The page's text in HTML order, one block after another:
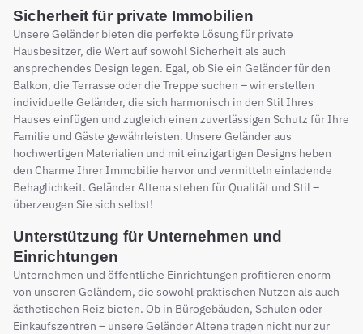
Sicherheit für private Immobilien
Unsere Geländer bieten die perfekte Lösung für private
Hausbesitzer, die Wert auf sowohl Sicherheit als auch
ansprechendes Design legen. Egal, ob Sie ein Geländer für den
Balkon, die Terrasse oder die Treppe suchen – wir erstellen
individuelle Geländer, die sich harmonisch in den Stil Ihres
Hauses einfügen und zugleich einen zuverlässigen Schutz für Ihre
Familie und Gäste gewährleisten. Unsere Geländer aus
hochwertigen Materialien und mit einzigartigen Designs heben
den Charme Ihrer Immobilie hervor und vermitteln einladende
Behaglichkeit. Geländer Altena stehen für Qualität und Stil –
überzeugen Sie sich selbst!
Unterstützung für Unternehmen und
Einrichtungen
Unternehmen und öffentliche Einrichtungen profitieren enorm
von unseren Geländern, die sowohl praktischen Nutzen als auch
ästhetischen Reiz bieten. Ob in Bürogebäuden, Schulen oder
Einkaufszentren – unsere Geländer Altena tragen nicht nur zur